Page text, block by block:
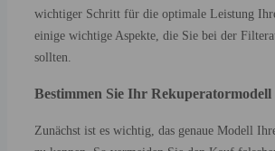
wichtiger Schritt für die optimale Leistung
einige wichtige Aspekte, die Sie bei der
sollten.
Bestimmen Sie Ihr Rekuperatormodell
Zunächst ist es wichtig, das genaue Modell